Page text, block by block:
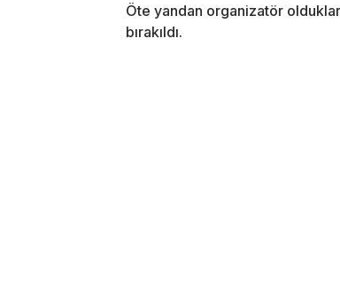
Öte yandan organizatör
bırakıldı.